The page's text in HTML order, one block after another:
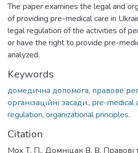
The paper examines the legal and
of providing pre-medical care in
legal regulation of the activities of
or have the right to provide pre-
analyzed.
Keywords
домедична допомога, правове
організаційні засади., pre-medical
regulation, organizational principles.
Citation
Мох Т. П., Домніцак В. В. Правові